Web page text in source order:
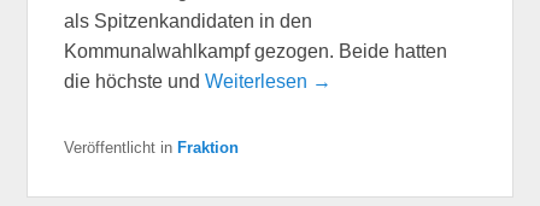
als Spitzenkandidaten in den
Kommunalwahlkampf gezogen. Beide hatten
die höchste undWeiterlesen →
Veröffentlicht in Fraktion